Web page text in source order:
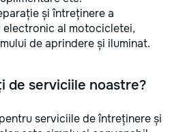
și întreținere a
electronic al motocicletei,
de aprindere și iluminat.
de serviciile noastre?
serviciile de întreținere și